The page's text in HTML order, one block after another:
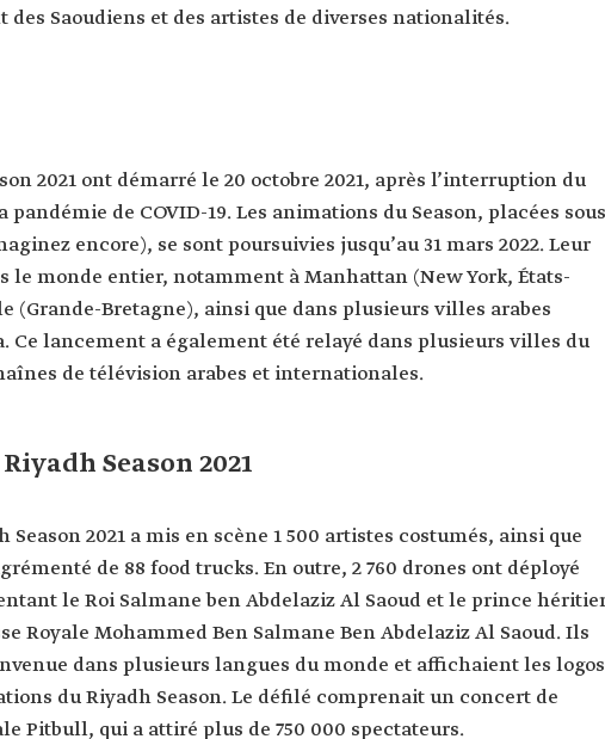
Saoudiens et des artistes de diverses nationalités.
2021 ont démarré le 20 octobre 2021, après l’interruption du
de COVID-19. Les animations du Season, placées sous
encore), se sont poursuivies jusqu’au 31 mars 2022. Leur
le monde entier, notamment à Manhattan (New York, États-
(Grande-Bretagne), ainsi que dans plusieurs villes arabes
Ce lancement a également été relayé dans plusieurs villes du
de télévision arabes et internationales.
Season 2021
Season 2021 a mis en scène 1 500 artistes costumés, ainsi que
de 88 food trucks. En outre, 2 760 drones ont déployé
le Roi Salmane ben Abdelaziz Al Saoud et le prince
Royale Mohammed Ben Salmane Ben Abdelaziz Al Saoud. Ils
dans plusieurs langues du monde et affichaient les logos
du Riyadh Season. Le défilé comprenait un concert de
Pitbull, qui a attiré plus de 750 000 spectateurs.